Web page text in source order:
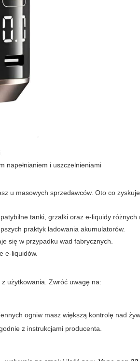
napełnianiem i uszczelnieniami
u masowych sprzedawców. Oto co
tanki, grzałki oraz e-liquidy różnych
praktyk ładowania akumulatorów.
się w przypadku wad fabrycznych.
e-liquidów.
użytkowania. Zwróć uwagę na:
ogniw masz większą kontrolę nad
z instrukcjami producenta.